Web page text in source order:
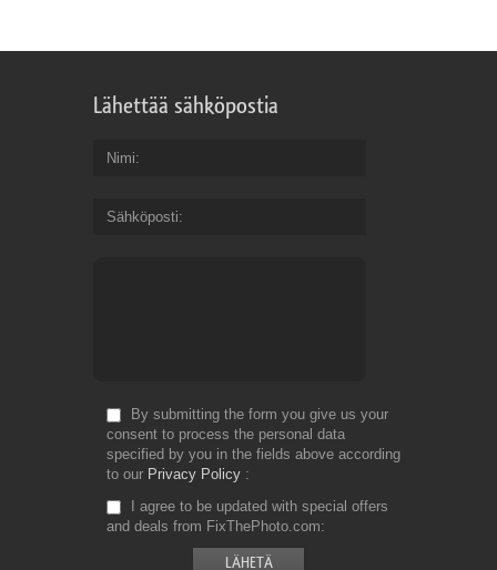
Lähettää sähköpostia
Nimi
Sähköposti
By submitting the form you give us your
consent to process the personal data
specified by you in the fields above according
to our Privacy Policy
I agree to be updated with special offers
and deals from FixThePhoto.com